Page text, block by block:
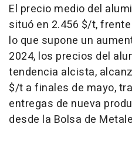
El precio medio del
situó en 2.456 $/t,
lo que supone un
2024, los precios del
tendencia alcista,
$/t a finales de mayo,
entregas de nueva
desde la Bolsa de